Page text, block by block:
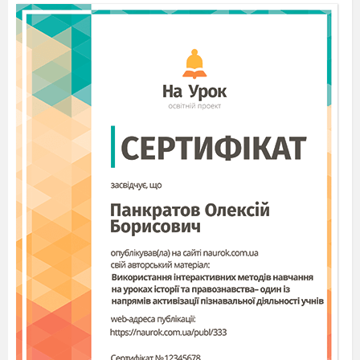
комунікацій у разі зростання групи дедалі
більше центрується навколо найактивніших її
учасників. Особистий внесок активних членів
групи у її роботу зростає, а індивідуальні
внески інших зменшуються.
У порівняно невеликих групах практично
кожному з учасників надається можливість
активізуватися та зробити свій внесок у роботу
групи. У великих групах зменшуються
об'єктивні можливості всім учасникам групи
одночасно бути включеними у одну й ту саму
спільну діяльність.
Школярів можна об'єднати у групи або за
однорідністю (гомогенна група), або з
різнорідності (гетерогенна група) навчальних
процесів. Гомогенна група може складатися
або з сильних, або середніх, або зі слабких
учнів. Комплектування гомогенних груп не
завжди ефективне: сильні стають ще
сильнішими, а слабкі – ще слабшими, і тим